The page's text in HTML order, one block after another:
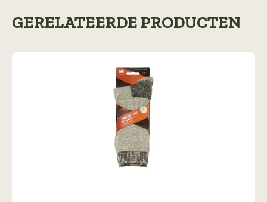
GERELATEERDE PRODUCTEN